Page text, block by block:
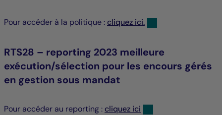
Pour accéder à la politique : cliquez ici.
RTS28 – reporting 2023 meilleure
exécution/sélection pour les encours gérés
en gestion sous mandat
Pour accéder au reporting : cliquez ici